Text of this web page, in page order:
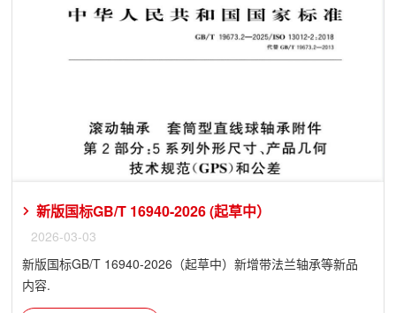
新版国标GB/T 16940-2026 (起草中）
2026-03-03
新版国标GB/T 16940-2026（起草中）新增带法兰轴承等新品
内容.